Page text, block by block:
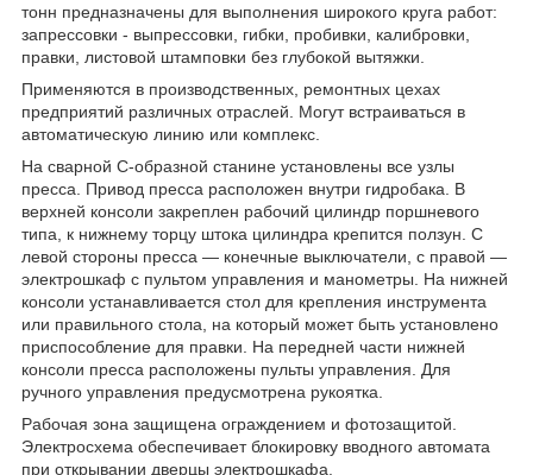
тонн предназначены для выполнения широкого круга работ:
запрессовки - выпрессовки, гибки, пробивки, калибровки,
правки, листовой штамповки без глубокой вытяжки.
Применяются в производственных, ремонтных цехах
предприятий различных отраслей. Могут встраиваться в
автоматическую линию или комплекс.
На сварной С-образной станине установлены все узлы
пресса. Привод пресса расположен внутри гидробака. В
верхней консоли закреплен рабочий цилиндр поршневого
типа, к нижнему торцу штока цилиндра крепится ползун. С
левой стороны пресса — конечные выключатели, с правой —
электрошкаф с пультом управления и манометры. На нижней
консоли устанавливается стол для крепления инструмента
или правильного стола, на который может быть установлено
приспособление для правки. На передней части нижней
консоли пресса расположены пульты управления. Для
ручного управления предусмотрена рукоятка.
Рабочая зона защищена ограждением и фотозащитой.
Электросхема обеспечивает блокировку вводного автомата
при открывании дверцы электрошкафа.